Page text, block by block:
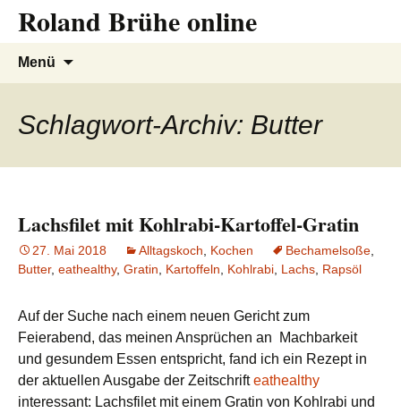
InhaltRoland Brühe online
Menü
Schlagwort-Archiv: Butter
Lachsfilet mit Kohlrabi-Kartoffel-Gratin
27. Mai 2018 Alltagskoch Kochen Bechamelsoße
Butter, eathealthy, Gratin Kartoffeln Kohlrabi Lachs Rapsöl
Auf der Suche nach einem neuen Gericht zum
Feierabend, das meinen Ansprüchen an Machbarkeit
und gesundem Essen entspricht, fand ich ein Rezept in
der aktuellen Ausgabe der Zeitschrifteathealthy
interessant: Lachsfilet mit einem Gratin von Kohlrabi und